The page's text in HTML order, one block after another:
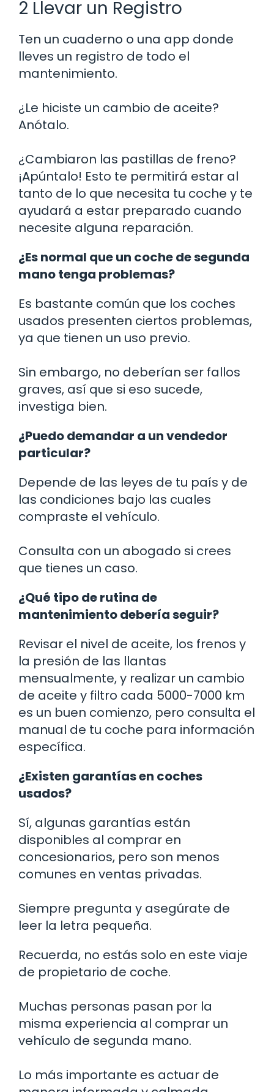
2 Llevar un Registro
Ten un cuaderno o una app donde
lleves un registro de todo el
mantenimiento.
¿Le hiciste un cambio de aceite?
Anótalo.
¿Cambiaron las pastillas de freno?
¡Apúntalo! Esto te permitirá estar al
tanto de lo que necesita tu coche y te
ayudará a estar preparado cuando
necesite alguna reparación.
¿Es normal que un coche de segunda
mano tenga problemas?
Es bastante común que los coches
usados presenten ciertos problemas,
ya que tienen un uso previo.
Sin embargo, no deberían ser fallos
graves, así que si eso sucede,
investiga bien.
¿Puedo demandar a un vendedor
particular?
Depende de las leyes de tu país y de
las condiciones bajo las cuales
compraste el vehículo.
Consulta con un abogado si crees
que tienes un caso.
¿Qué tipo de rutina de
mantenimiento debería seguir?
Revisar el nivel de aceite, los frenos y
la presión de las llantas
mensualmente, y realizar un cambio
de aceite y filtro cada 5000-7000 km
es un buen comienzo, pero consulta el
manual de tu coche para información
específica.
¿Existen garantías en coches
usados?
Sí, algunas garantías están
disponibles al comprar en
concesionarios, pero son menos
comunes en ventas privadas.
Siempre pregunta y asegúrate de
leer la letra pequeña.
Recuerda, no estás solo en este viaje
de propietario de coche.
Muchas personas pasan por la
misma experiencia al comprar un
vehículo de segunda mano.
Lo más importante es actuar de